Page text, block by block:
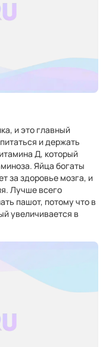
и это главный
и держать
Д, который
Яйца богаты
за здоровье мозга, и
Лучше всего
пашот, потому что в
увеличивается в